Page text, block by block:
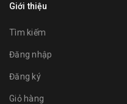
Giới thiệu
Tìm kiếm
Đăng nhập
Đăng ký
Giỏ hàng